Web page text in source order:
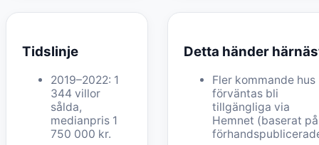
Tidslinje
2019–2022: 1
344 villor
sålda,
medianpris 1
750 000 kr.
Detta händer
Fler kommande hus
förväntas bli
tillgängliga via
Hemnet (baserat